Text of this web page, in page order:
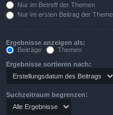
Nur im Betreff der Themen
Nur im ersten Beitrag der
Ergebnisse anzeigen als:
Beiträge
Themen
Ergebnisse sortieren nach:
Suchzeitraum begrenzen: